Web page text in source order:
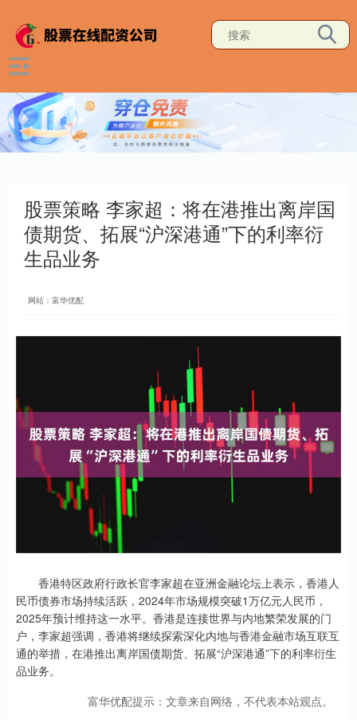
股票策略 李家超：将在港推出离岸国
债期货、拓展“沪深港通”下的利率衍
生品业务
网站：富华优配
香港特区政府行政长官李家超在亚洲金融论坛上表示，香港人
民币债券市场持续活跃，2024年市场规模突破1万亿元人民币，
2025年预计维持这一水平。香港是连接世界与内地繁荣发展的门
户，李家超强调，香港将继续探索深化内地与香港金融市场互联互
通的举措，在港推出离岸国债期货、拓展“沪深港通”下的利率衍生
品业务。
富华优配提示：文章来自网络，不代表本站观点。